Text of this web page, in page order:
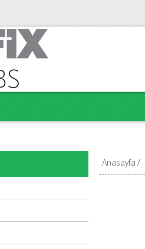
Anasayfa /